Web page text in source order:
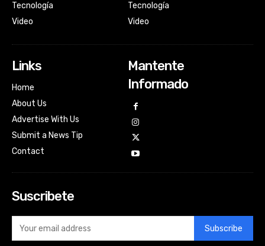
Tecnología
Video
Tecnología
Video
Links
Home
About Us
Advertise With Us
Submit a News Tip
Contact
Mantente
Informado
Suscribete
Subscribe